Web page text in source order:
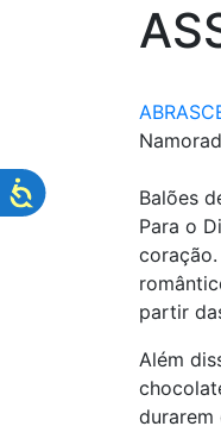
Balões
Para o
partir
Além
durarem